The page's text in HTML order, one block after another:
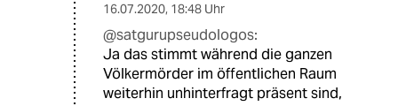
16.07.2020, 18:48 Uhr
@satgurupseudologos:
Ja das stimmt während die ganzen
Völkermörder im öffentlichen Raum
weiterhin unhinterfragt präsent sind,